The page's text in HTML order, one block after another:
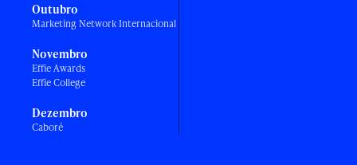
Outubro
Marketing Network Internacional
Novembro
Effie Awards
Effie College
Dezembro
Caboré